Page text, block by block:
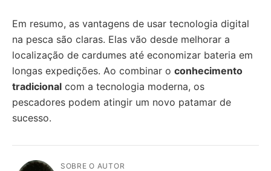
Em resumo, as vantagens de usar tecnologia digital
na pesca são claras. Elas vão desde melhorar a
localização de cardumes até economizar bateria em
longas expedições. Ao combinar o conhecimento
tradicional com a tecnologia moderna, os
pescadores podem atingir um novo patamar de
sucesso.
SOBRE O AUTOR